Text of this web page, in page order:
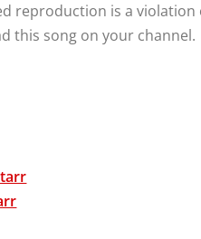
reproduction is a violation
this song on your channel.